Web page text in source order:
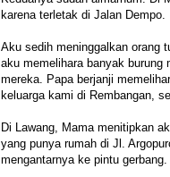
karena terletak di Jalan Dempo.
Aku sedih meninggalkan orang
aku memelihara banyak burung
mereka. Papa berjanji
keluarga kami di Rembangan,
Di Lawang, Mama menitipkan
yang punya rumah di Jl.
mengantarnya ke pintu